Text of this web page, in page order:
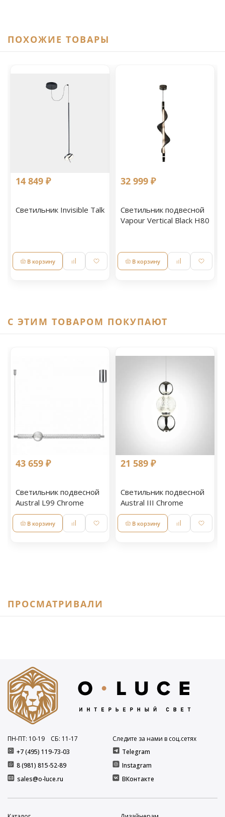
ПОХОЖИЕ ТОВАРЫ
14 849 ₽
Cветильник Invisible Talk
В корзину
32 999 ₽
Светильник подвесной
Vapour Vertical Black H80
В корзину
C ЭТИМ ТОВАРОМ ПОКУПАЮТ
43 659 ₽
Светильник подвесной
Austral L99 Chrome
В корзину
21 589 ₽
Светильник подвесной
Austral III Chrome
В корзину
ПРОСМАТРИВАЛИ
+7 (495) 119-73-03
8 (981) 815-52-89
ПН-ПТ: 10-19 СБ: 11-17
sales@o-luce.ru
Следите за нами в соц.сетях
Telegram
Instagram
ВКонтакте